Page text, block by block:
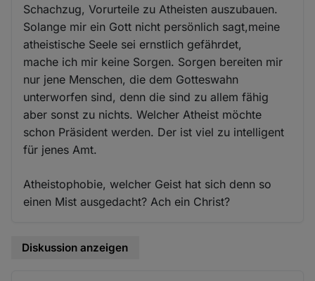
Schachzug, Vorurteile zu Atheisten auszubauen.
Solange mir ein Gott nicht persönlich sagt,meine
atheistische Seele sei ernstlich gefährdet,
mache ich mir keine Sorgen. Sorgen bereiten mir
nur jene Menschen, die dem Gotteswahn
unterworfen sind, denn die sind zu allem fähig
aber sonst zu nichts. Welcher Atheist möchte
schon Präsident werden. Der ist viel zu intelligent
für jenes Amt.
Atheistophobie, welcher Geist hat sich denn so
einen Mist ausgedacht? Ach ein Christ?
Diskussion anzeigen